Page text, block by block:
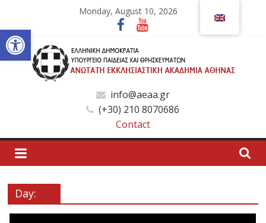
Open toolbar
content
Monday, August 10, 2026
Ανώτατη
Εκκλησιαστική
Ακαδημία
Αθηνών
info@aeaa.gr
(+30) 210 8070686
Contact
Day: